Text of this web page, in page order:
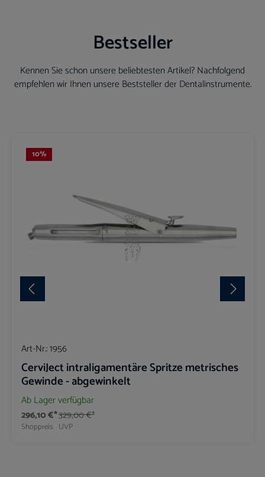
Bestseller
Kennen Sie schon unsere beliebtesten Artikel? Nachfolgend
empfehlen wir Ihnen unsere Beststeller der Dentalinstrumente.
10%
Art-Nr.:1956
CerviJect intraligamentäre Spritze metrisches
Gewinde - abgewinkelt
Ab Lager verfügbar
296,10 €*
Shoppreis
329,00 €*
UVP